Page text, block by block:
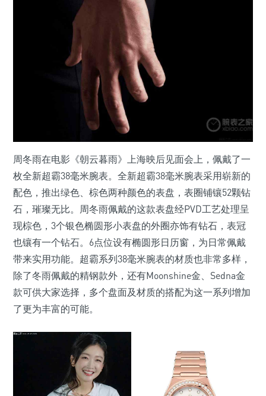
周冬雨在电影《朝云暮雨》上海映后见面会上，佩戴了一
枚全新超霸38毫米腕表。全新超霸38毫米腕表采用崭新的
配色，推出绿色、棕色两种颜色的表盘，表圈铺镶52颗钻
石，璀璨无比。周冬雨佩戴的这款表盘经PVD工艺处理呈
现棕色，3个银色椭圆形小表盘的外圈亦饰有钻石，表冠
也镶有一个钻石。6点位设有椭圆形日历窗，为日常佩戴
带来实用功能。超霸系列38毫米腕表的材质也非常多样，
除了冬雨佩戴的精钢款外，还有Moonshine金、Sedna金
款可供大家选择，多个盘面及材质的搭配为这一系列增加
了更为丰富的可能。